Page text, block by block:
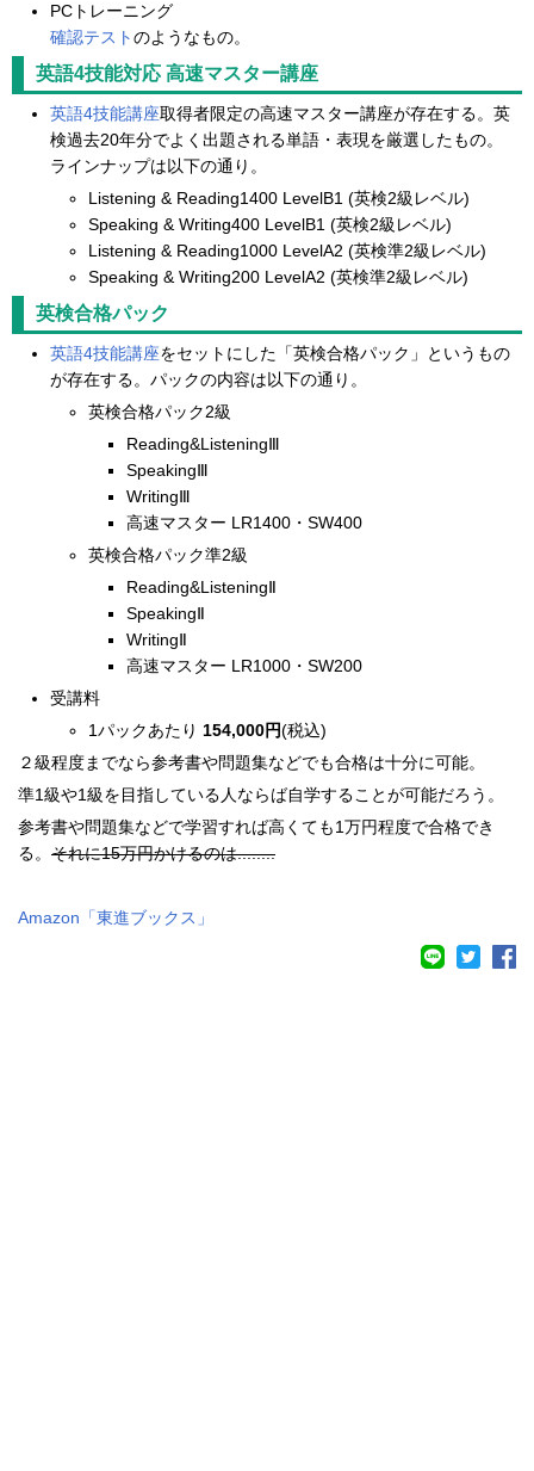
PCトレーニング
確認テストのようなもの。
英語4技能対応 高速マスター講座
英語4技能講座取得者限定の高速マスター講座が存在する。英
検過去20年分でよく出題される単語・表現を厳選したもの。
ラインナップは以下の通り。
Listening & Reading1400 LevelB1 (英検2級レベル)
Speaking & Writing400 LevelB1 (英検2級レベル)
Listening & Reading1000 LevelA2 (英検準2級レベル)
Speaking & Writing200 LevelA2 (英検準2級レベル)
英検合格パック
英語4技能講座をセットにした「英検合格パック」というもの
が存在する。パックの内容は以下の通り。
英検合格パック2級
Reading&ListeningⅢ
SpeakingⅢ
WritingⅢ
高速マスター LR1400・SW400
英検合格パック準2級
Reading&ListeningⅡ
SpeakingⅡ
WritingⅡ
高速マスター LR1000・SW200
受講料
1パックあたり 154,000円(税込)
２級程度までなら参考書や問題集などでも合格は十分に可能。
準1級や1級を目指している人ならば自学することが可能だろう。
参考書や問題集などで学習すれば高くても1万円程度で合格でき
る。 それに15万円かけるのは........
Amazon「東進ブックス 」